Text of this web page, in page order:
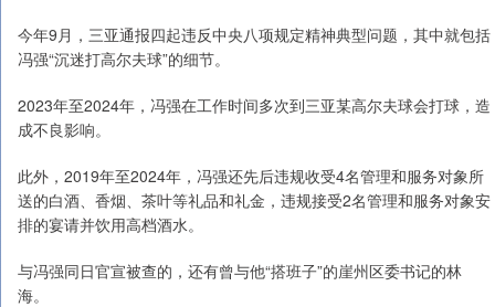
今年9月，三亚通报四起违反中央八项规定精神典型问题，其中就包括
冯强“沉迷打高尔夫球”的细节。
2023年至2024年，冯强在工作时间多次到三亚某高尔夫球会打球，造
成不良影响。
此外，2019年至2024年，冯强还先后违规收受4名管理和服务对象所
送的白酒、香烟、茶叶等礼品和礼金，违规接受2名管理和服务对象安
排的宴请并饮用高档酒水。
与冯强同日官宣被查的，还有曾与他“搭班子”的崖州区委书记的林
海。